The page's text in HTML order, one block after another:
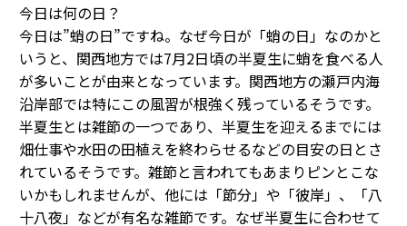
今日は何の日？
今日は”蛸の日”ですね。なぜ今日が「蛸の日」なのかと
いうと、関西地方では7月2日頃の半夏生に蛸を食べる人
が多いことが由来となっています。関西地方の瀬戸内海
沿岸部では特にこの風習が根強く残っているそうです。
半夏生とは雑節の一つであり、半夏生を迎えるまでには
畑仕事や水田の田植えを終わらせるなどの目安の日とさ
れているそうです。雑節と言われてもあまりピンとこな
いかもしれませんが、他には「節分」や「彼岸」、「八
十八夜」などが有名な雑節です。なぜ半夏生に合わせて